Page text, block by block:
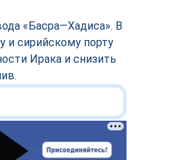
«Басра—Хадиса». В
и сирийскому порту
Ирака и снизить